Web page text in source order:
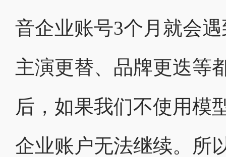
音企业账号3个月就会
主演更替、品牌更迭等
后，如果我们不使用模
企业账户无法继续。所